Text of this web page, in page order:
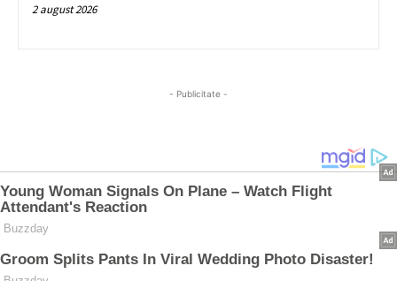
2 august 2026
- Publicitate -